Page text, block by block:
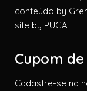
conteúdo by
site by PUGA
Cupom
Cadastre-se na